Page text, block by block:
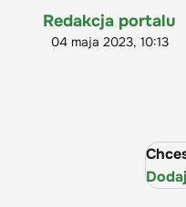
Redakcja portalu
04 maja 2023, 10:13